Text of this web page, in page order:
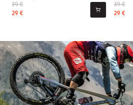
39 €
29 €
39 €
29 €